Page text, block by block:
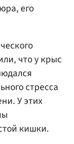
его
что у крыс
стресса
У этих
кишки.